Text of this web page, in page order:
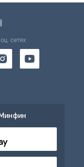
сетях: